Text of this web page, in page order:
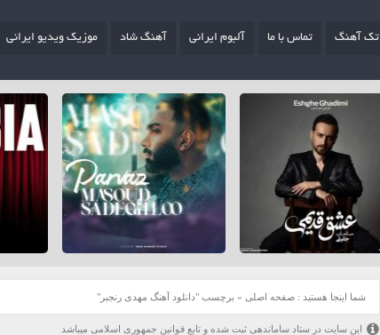
تک آهنگ تماس با ما آلبوم ایرانی آهنگ شاد موزیک ویدیو ایرانی
شما اینجا هستید : صفحه اصلی » برچسب "دانلود آهنگ مهدی رنجبر"
این سایت در ستاد ساماندهی ثبت شده و تابع قوانین جمهوری اسلامی میباشد